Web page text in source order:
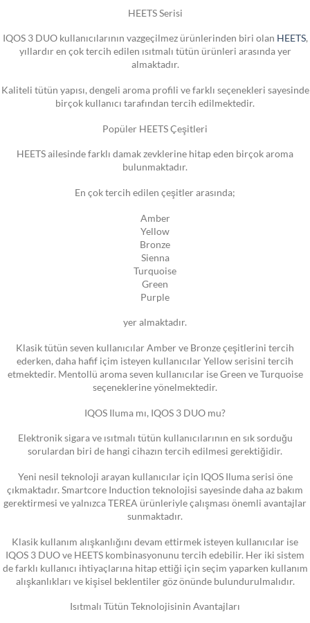
HEETS Serisi
IQOS 3 DUO kullanıcılarının vazgeçilmez ürünlerinden biri olan HEETS,
yıllardır en çok tercih edilen ısıtmalı tütün ürünleri arasında yer
almaktadır.
Kaliteli tütün yapısı, dengeli aroma profili ve farklı seçenekleri sayesinde
birçok kullanıcı tarafından tercih edilmektedir.
Popüler HEETS Çeşitleri
HEETS ailesinde farklı damak zevklerine hitap eden birçok aroma
bulunmaktadır.
En çok tercih edilen çeşitler arasında;
Amber
Yellow
Bronze
Sienna
Turquoise
Green
Purple
yer almaktadır.
Klasik tütün seven kullanıcılar Amber ve Bronze çeşitlerini tercih
ederken, daha hafif içim isteyen kullanıcılar Yellow serisini tercih
etmektedir. Mentollü aroma seven kullanıcılar ise Green ve Turquoise
seçeneklerine yönelmektedir.
IQOS Iluma mı, IQOS 3 DUO mu?
Elektronik sigara ve ısıtmalı tütün kullanıcılarının en sık sorduğu
sorulardan biri de hangi cihazın tercih edilmesi gerektiğidir.
Yeni nesil teknoloji arayan kullanıcılar için IQOS Iluma serisi öne
çıkmaktadır. Smartcore Induction teknolojisi sayesinde daha az bakım
gerektirmesi ve yalnızca TEREA ürünleriyle çalışması önemli avantajlar
sunmaktadır.
Klasik kullanım alışkanlığını devam ettirmek isteyen kullanıcılar ise
IQOS 3 DUO ve HEETS kombinasyonunu tercih edebilir. Her iki sistem
de farklı kullanıcı ihtiyaçlarına hitap ettiği için seçim yaparken kullanım
alışkanlıkları ve kişisel beklentiler göz önünde bulundurulmalıdır.
Isıtmalı Tütün Teknolojisinin Avantajları